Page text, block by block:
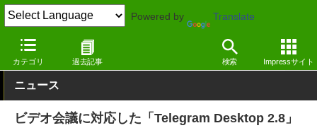
Powered by Translate
カテゴリ 過去記事 検索 Impressサイト
窓の杜 インターネット Windows
ニュース
ビデオ会議に対応した「Telegram Desktop 2.8」